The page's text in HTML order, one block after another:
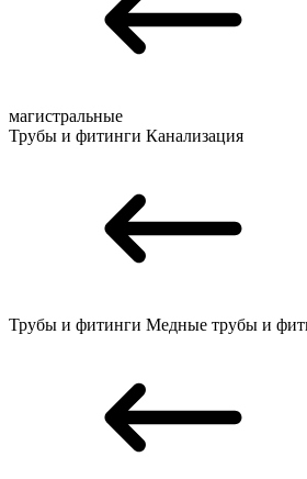
магистральные
Трубы и фитинги Канализация
Трубы и фитинги Медные трубы и